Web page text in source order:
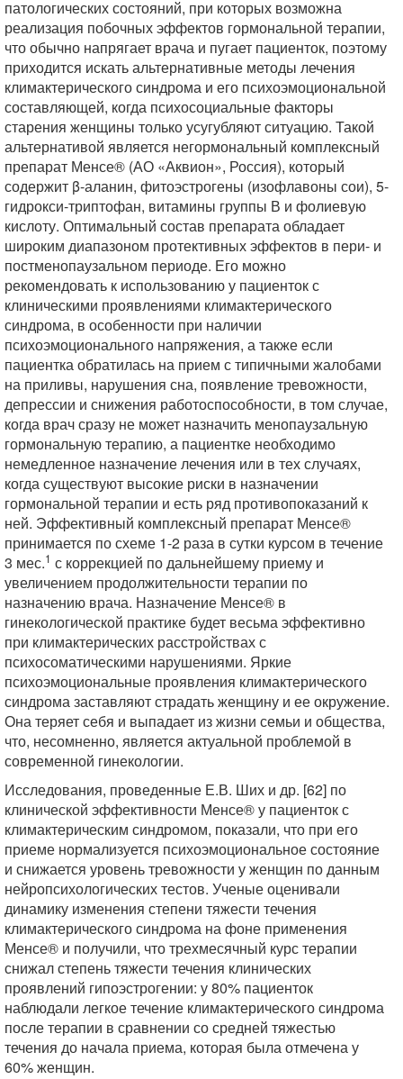
патологических состояний, при которых возможна
реализация побочных эффектов гормональной терапии,
что обычно напрягает врача и пугает пациенток, поэтому
приходится искать альтернативные методы лечения
климактерического синдрома и его психоэмоциональной
составляющей, когда психосоциальные факторы
старения женщины только усугубляют ситуацию. Такой
альтернативой является негормональный комплексный
препарат Менсе® (АО «Аквион», Россия), который
содержит β-аланин, фитоэстрогены (изофлавоны сои), 5-
гидрокси-триптофан, витамины группы В и фолиевую
кислоту. Оптимальный состав препарата обладает
широким диапазоном протективных эффектов в пери- и
постменопаузальном периоде. Его можно
рекомендовать к использованию у пациенток с
клиническими проявлениями климактерического
синдрома, в особенности при наличии
психоэмоционального напряжения, а также если
пациентка обратилась на прием с типичными жалобами
на приливы, нарушения сна, появление тревожности,
депрессии и снижения работоспособности, в том случае,
когда врач сразу не может назначить менопаузальную
гормональную терапию, а пациентке необходимо
немедленное назначение лечения или в тех случаях,
когда существуют высокие риски в назначении
гормональной терапии и есть ряд противопоказаний к
ней. Эффективный комплексный препарат Менсе®
принимается по схеме 1-2 раза в сутки курсом в течение
3 мес.1 с коррекцией по дальнейшему приему и
увеличением продолжительности терапии по
назначению врача. Назначение Менсе® в
гинекологической практике будет весьма эффективно
при климактерических расстройствах с
психосоматическими нарушениями. Яркие
психоэмоциональные проявления климактерического
синдрома заставляют страдать женщину и ее окружение.
Она теряет себя и выпадает из жизни семьи и общества,
что, несомненно, является актуальной проблемой в
современной гинекологии.
Исследования, проведенные Е.В. Ших и др. [62] по
клинической эффективности Менсе® у пациенток с
климактерическим синдромом, показали, что при его
приеме нормализуется психоэмоциональное состояние
и снижается уровень тревожности у женщин по данным
нейропсихологических тестов. Ученые оценивали
динамику изменения степени тяжести течения
климактерического синдрома на фоне применения
Менсе® и получили, что трехмесячный курс терапии
снижал степень тяжести течения клинических
проявлений гипоэстрогении: у 80% пациенток
наблюдали легкое течение климактерического синдрома
после терапии в сравнении со средней тяжестью
течения до начала приема, которая была отмечена у
60% женщин.